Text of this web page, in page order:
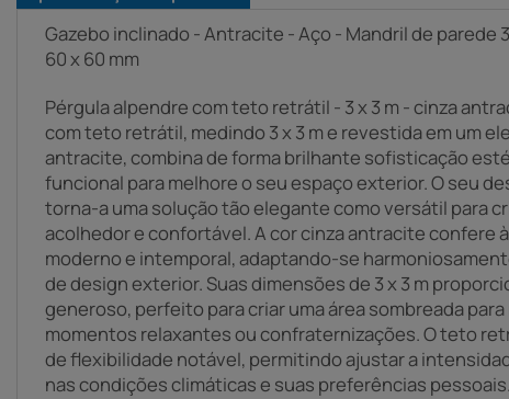
Gazebo inclinado - Antracite - Aço - Mandril de parede
60 x 60 mm
Pérgula alpendre com teto retrátil - 3 x 3 m - cinza
com teto retrátil, medindo 3 x 3 m e revestida em um
antracite, combina de forma brilhante sofisticação
funcional para melhore o seu espaço exterior. O seu
torna-a uma solução tão elegante como versátil para
acolhedor e confortável. A cor cinza antracite confere
moderno e intemporal, adaptando-se
de design exterior. Suas dimensões de 3 x 3 m
generoso, perfeito para criar uma área sombreada
momentos relaxantes ou confraternizações. O teto
de flexibilidade notável, permitindo ajustar a
nas condições climáticas e suas preferências pessoais.